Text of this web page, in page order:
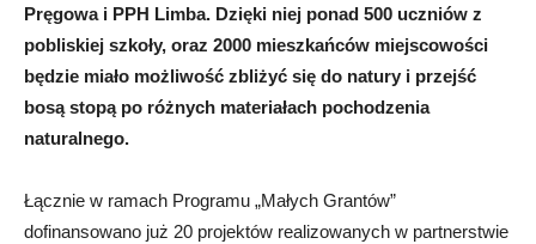
Pręgowa i PPH Limba. Dzięki niej ponad 500 uczniów z
pobliskiej szkoły, oraz 2000 mieszkańców miejscowości
będzie miało możliwość zbliżyć się do natury i przejść
bosą stopą po różnych materiałach pochodzenia
naturalnego.
Łącznie w ramach Programu „Małych Grantów”
dofinansowano już 20 projektów realizowanych w partnerstwie